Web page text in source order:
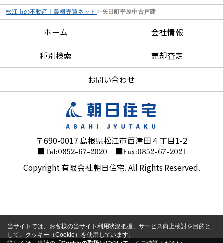
松江市の不動産｜島根売買ネット > 矢田町平屋中古戸建
ホーム 会社情報
種別検索 売却査定
お問い合わせ
〒690-0017 島根県松江市西津田４丁目1-2
■Tel:0852-67-2020 ■Fax:0852-67-2021
Copyright 有限会社朝日住宅. All Rights Reserved.
当サイトでは、お客様の当サイト利用状況把握、サービス向上検討を目的と
して、クッキー（Cookie）を使用しています。